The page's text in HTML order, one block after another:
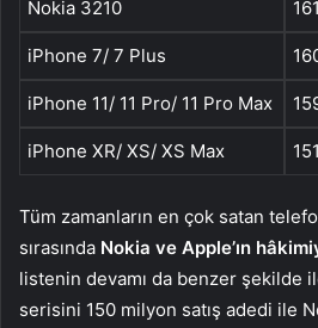
Nokia 3210
iPhone 7/ 7 Plus
iPhone 11/ 11 Pro/ 11 Pro Max
iPhone XR/ XS/ XS Max
Tüm zamanların en çok satan
sırasında Nokia ve Apple’ın
listenin devamı da benzer şekilde
serisini 150 milyon satış adedi ile